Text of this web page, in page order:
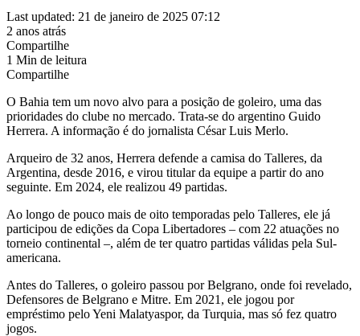
Last updated: 21 de janeiro de 2025 07:12
2 anos atrás
Compartilhe
1 Min de leitura
Compartilhe
O Bahia tem um novo alvo para a posição de goleiro, uma das
prioridades do clube no mercado. Trata-se do argentino Guido
Herrera. A informação é do jornalista César Luis Merlo.
Arqueiro de 32 anos, Herrera defende a camisa do Talleres, da
Argentina, desde 2016, e virou titular da equipe a partir do ano
seguinte. Em 2024, ele realizou 49 partidas.
Ao longo de pouco mais de oito temporadas pelo Talleres, ele já
participou de edições da Copa Libertadores – com 22 atuações no
torneio continental –, além de ter quatro partidas válidas pela Sul-
americana.
Antes do Talleres, o goleiro passou por Belgrano, onde foi revelado,
Defensores de Belgrano e Mitre. Em 2021, ele jogou por
empréstimo pelo Yeni Malatyaspor, da Turquia, mas só fez quatro
jogos.